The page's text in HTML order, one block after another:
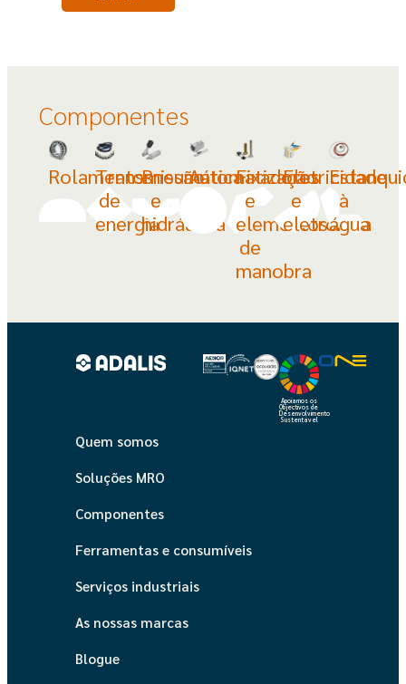
Componentes
Rolamentos
Transmissão
de
energia
Pneumática
e
hidráulica
Automatização
Fixadores
e
elementos
de
manobra
Eletricidade
e
eletrónica
à
água
Apoiamos os
Objectivos de
Desenvolvimento
Sustentável
Quem somos
Soluções MRO
Componentes
Ferramentas e consumíveis
Serviços industriais
As nossas marcas
Blogue